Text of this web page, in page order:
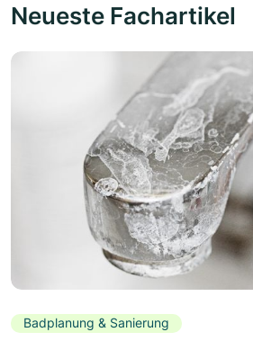
Neueste Fachartikel
Badplanung & Sanierung